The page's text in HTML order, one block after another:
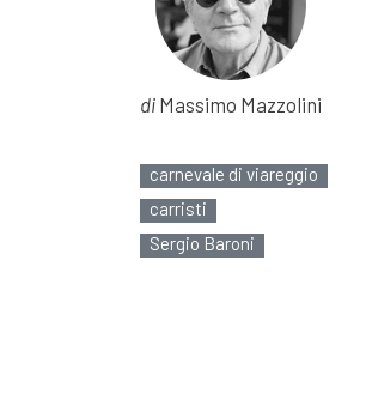
di Massimo Mazzolini
carnevale di viareggio
carristi
Sergio Baroni